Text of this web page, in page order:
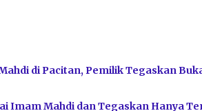
di Pacitan, Pemilik Tegaskan
Imam Mahdi dan Tegaskan Hanya